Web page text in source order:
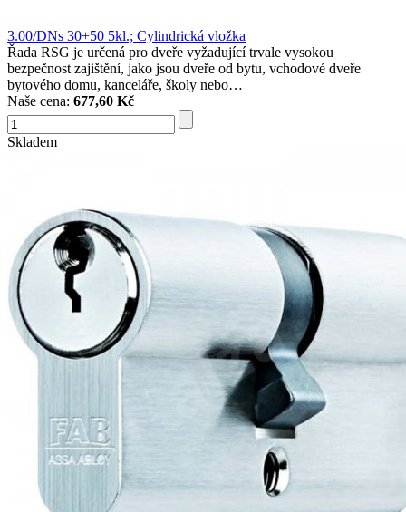
3.00/DNs 30+50 5kl.; Cylindrická vložka
Řada RSG je určená pro dveře vyžadující trvale vysokou
bezpečnost zajištění, jako jsou dveře od bytu, vchodové dveře
bytového domu, kanceláře, školy nebo…
Naše cena: 677,60 Kč
Skladem